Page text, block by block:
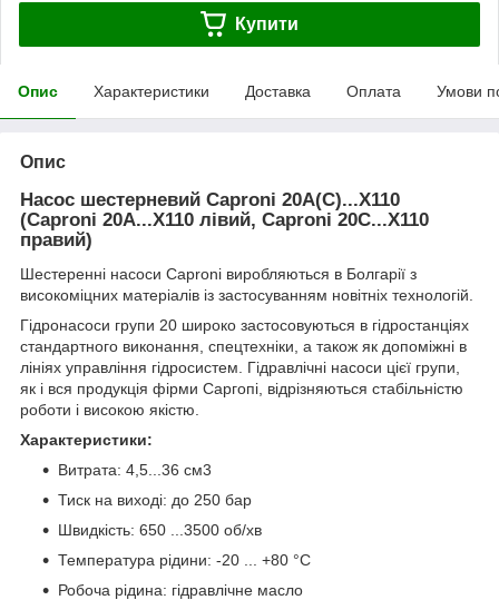
Купити
Опис Характеристики Доставка Оплата Умови
Опис
Насос шестерневий Caproni 20A(C)...X110
(Caproni 20A...X110 лівий, Caproni 20C...X110
правий)
Шестеренні насоси Caproni виробляються в Болгарії з
високоміцних матеріалів із застосуванням новітніх технологій.
Гідронасоси групи 20 широко застосовуються в гідростанціях
стандартного виконання, спецтехніки, а також як допоміжні в
лініях управління гідросистем. Гідравлічні насоси цієї групи,
як і вся продукція фірми Саргопі, відрізняються стабільністю
роботи і високою якістю.
Характеристики:
Витрата: 4,5...36 см3
Тиск на виході: до 250 бар
Швидкість: 650 ...3500 об/хв
Температура рідини: -20 ... +80 °C
Робоча рідина: гідравлічне масло